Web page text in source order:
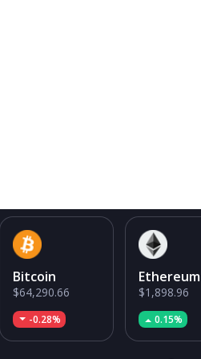
Bitcoin
$64,290.66
-0.28%
Ethereum
$1,898.96
0.15%